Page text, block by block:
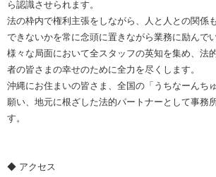
ら認識させられます。
法の枠内で権利主張をしながら、人と人との関係
できないかを常に念頭に置きながら業務に励んでい
様々な局面において全スタッフの英知を集め、法
者の皆さまの幸せのために全力を尽くします。
沖縄にお住まいの皆さま、全国の「うちなーんち
願い、地元に根ざした法的パートナーとして事務
す。
◆ アクセス